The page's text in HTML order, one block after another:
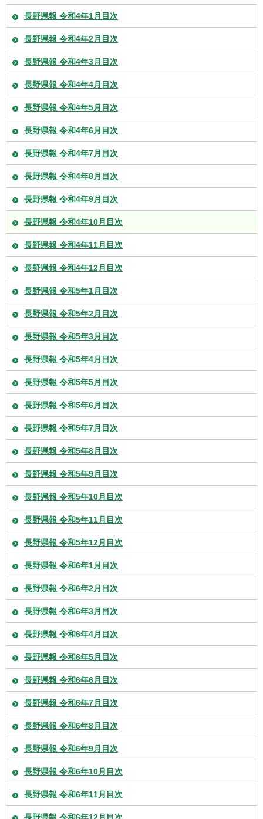
長野県報 令和4年1月目次
長野県報 令和4年2月目次
長野県報 令和4年3月目次
長野県報 令和4年4月目次
長野県報 令和4年5月目次
長野県報 令和4年6月目次
長野県報 令和4年7月目次
長野県報 令和4年8月目次
長野県報 令和4年9月目次
長野県報 令和4年10月目次
長野県報 令和4年11月目次
長野県報 令和4年12月目次
長野県報 令和5年1月目次
長野県報 令和5年2月目次
長野県報 令和5年3月目次
長野県報 令和5年4月目次
長野県報 令和5年5月目次
長野県報 令和5年6月目次
長野県報 令和5年7月目次
長野県報 令和5年8月目次
長野県報 令和5年9月目次
長野県報 令和5年10月目次
長野県報 令和5年11月目次
長野県報 令和5年12月目次
長野県報 令和6年1月目次
長野県報 令和6年2月目次
長野県報 令和6年3月目次
長野県報 令和6年4月目次
長野県報 令和6年5月目次
長野県報 令和6年6月目次
長野県報 令和6年7月目次
長野県報 令和6年8月目次
長野県報 令和6年9月目次
長野県報 令和6年10月目次
長野県報 令和6年11月目次
長野県報 令和6年12月目次